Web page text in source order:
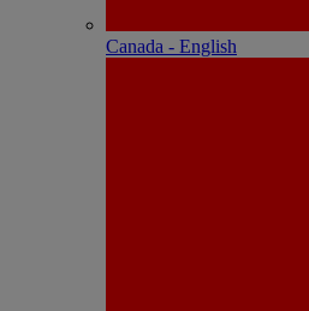
Canada - English